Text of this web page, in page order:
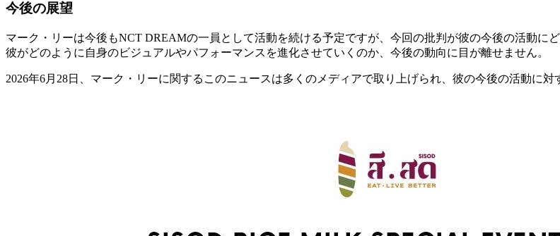
今後の展望
マーク・リーは今後もNCT DREAMの一員として活動を続ける予定ですが、今回の批判が彼の今後の活動に
彼がどのように自身のビジュアルやパフォーマンスを進化させていくのか、今後の動向に目が離せません。
2026年6月28日、マーク・リーに関するこのニュースは多くのメディアで取り上げられ、彼の今後の活動に対